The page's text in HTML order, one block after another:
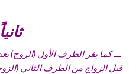
ـــ كما يقر الطرف الأول (الزوج)
قبل الزواج من الطرف الثاني